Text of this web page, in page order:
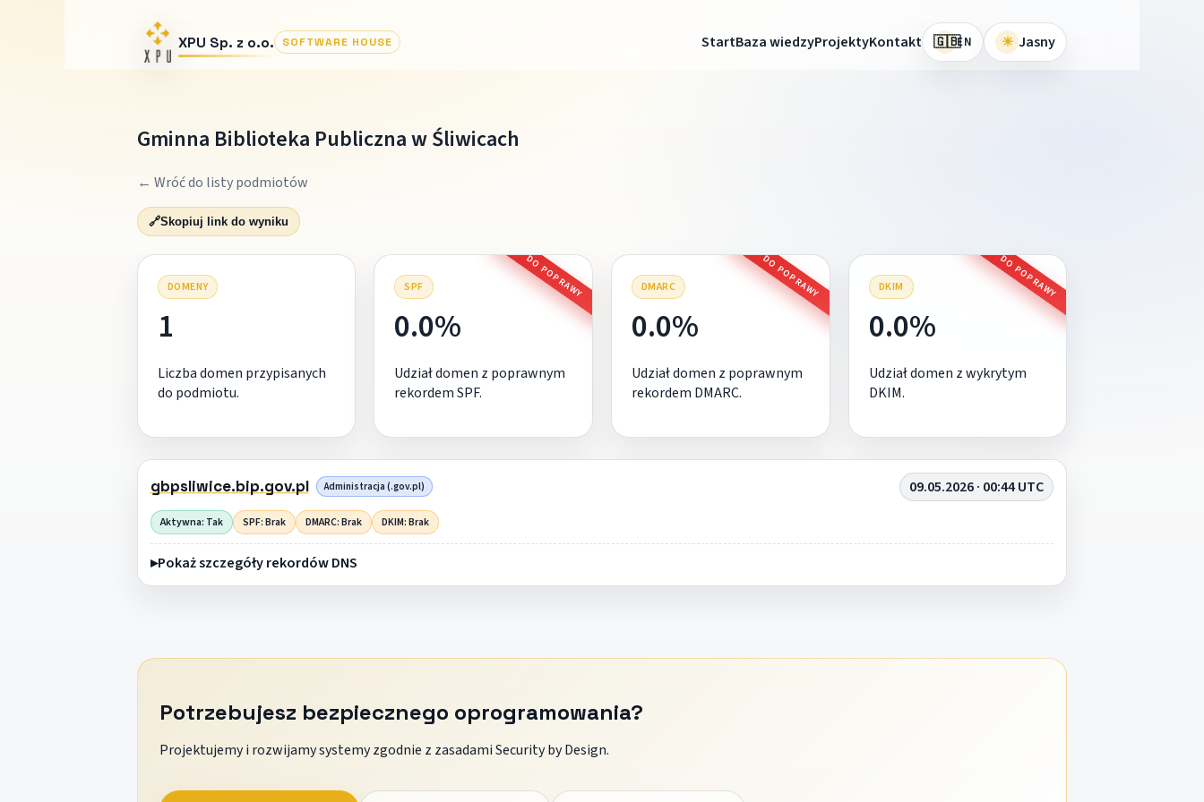
XPU Sp. z o.o. SOFTWARE HOUSE StartBaza wiedzyProjektyKontakt 🇬🇧EN ☀ Jasny
Gminna Biblioteka Publiczna w Śliwicach
← Wróć do listy podmiotów
🔗Skopiuj link do wyniku
DOMENY
1
Liczba domen przypisanych
do podmiotu.
SPF DO POPRAWY
0.0%
Udział domen z poprawnym
rekordem SPF.
DMARC DO POPRAWY
0.0%
Udział domen z poprawnym
rekordem DMARC.
DKIM DO POPRAWY
0.0%
Udział domen z wykrytym
DKIM.
gbpsliwice.bip.gov.pl Administracja (.gov.pl) 09.05.2026 · 00:44 UTC
Aktywna: Tak SPF: Brak DMARC: Brak DKIM: Brak
Pokaż szczegóły rekordów DNS
Potrzebujesz bezpiecznego oprogramowania?
Projektujemy i rozwijamy systemy zgodnie z zasadami Security by Design.